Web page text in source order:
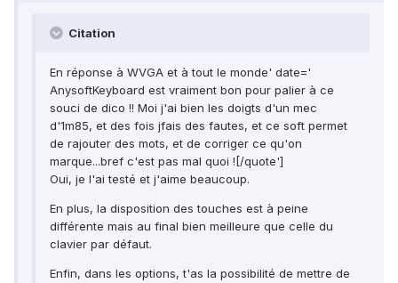
Citation
En réponse à WVGA et à tout le monde' date='
AnysoftKeyboard est vraiment bon pour palier à ce
souci de dico !! Moi j'ai bien les doigts d'un mec
d'1m85, et des fois jfais des fautes, et ce soft permet
de rajouter des mots, et de corriger ce qu'on
marque...bref c'est pas mal quoi ![/quote']
Oui, je l'ai testé et j'aime beaucoup.
En plus, la disposition des touches est à peine
différente mais au final bien meilleure que celle du
clavier par défaut.
Enfin, dans les options, t'as la possibilité de mettre de